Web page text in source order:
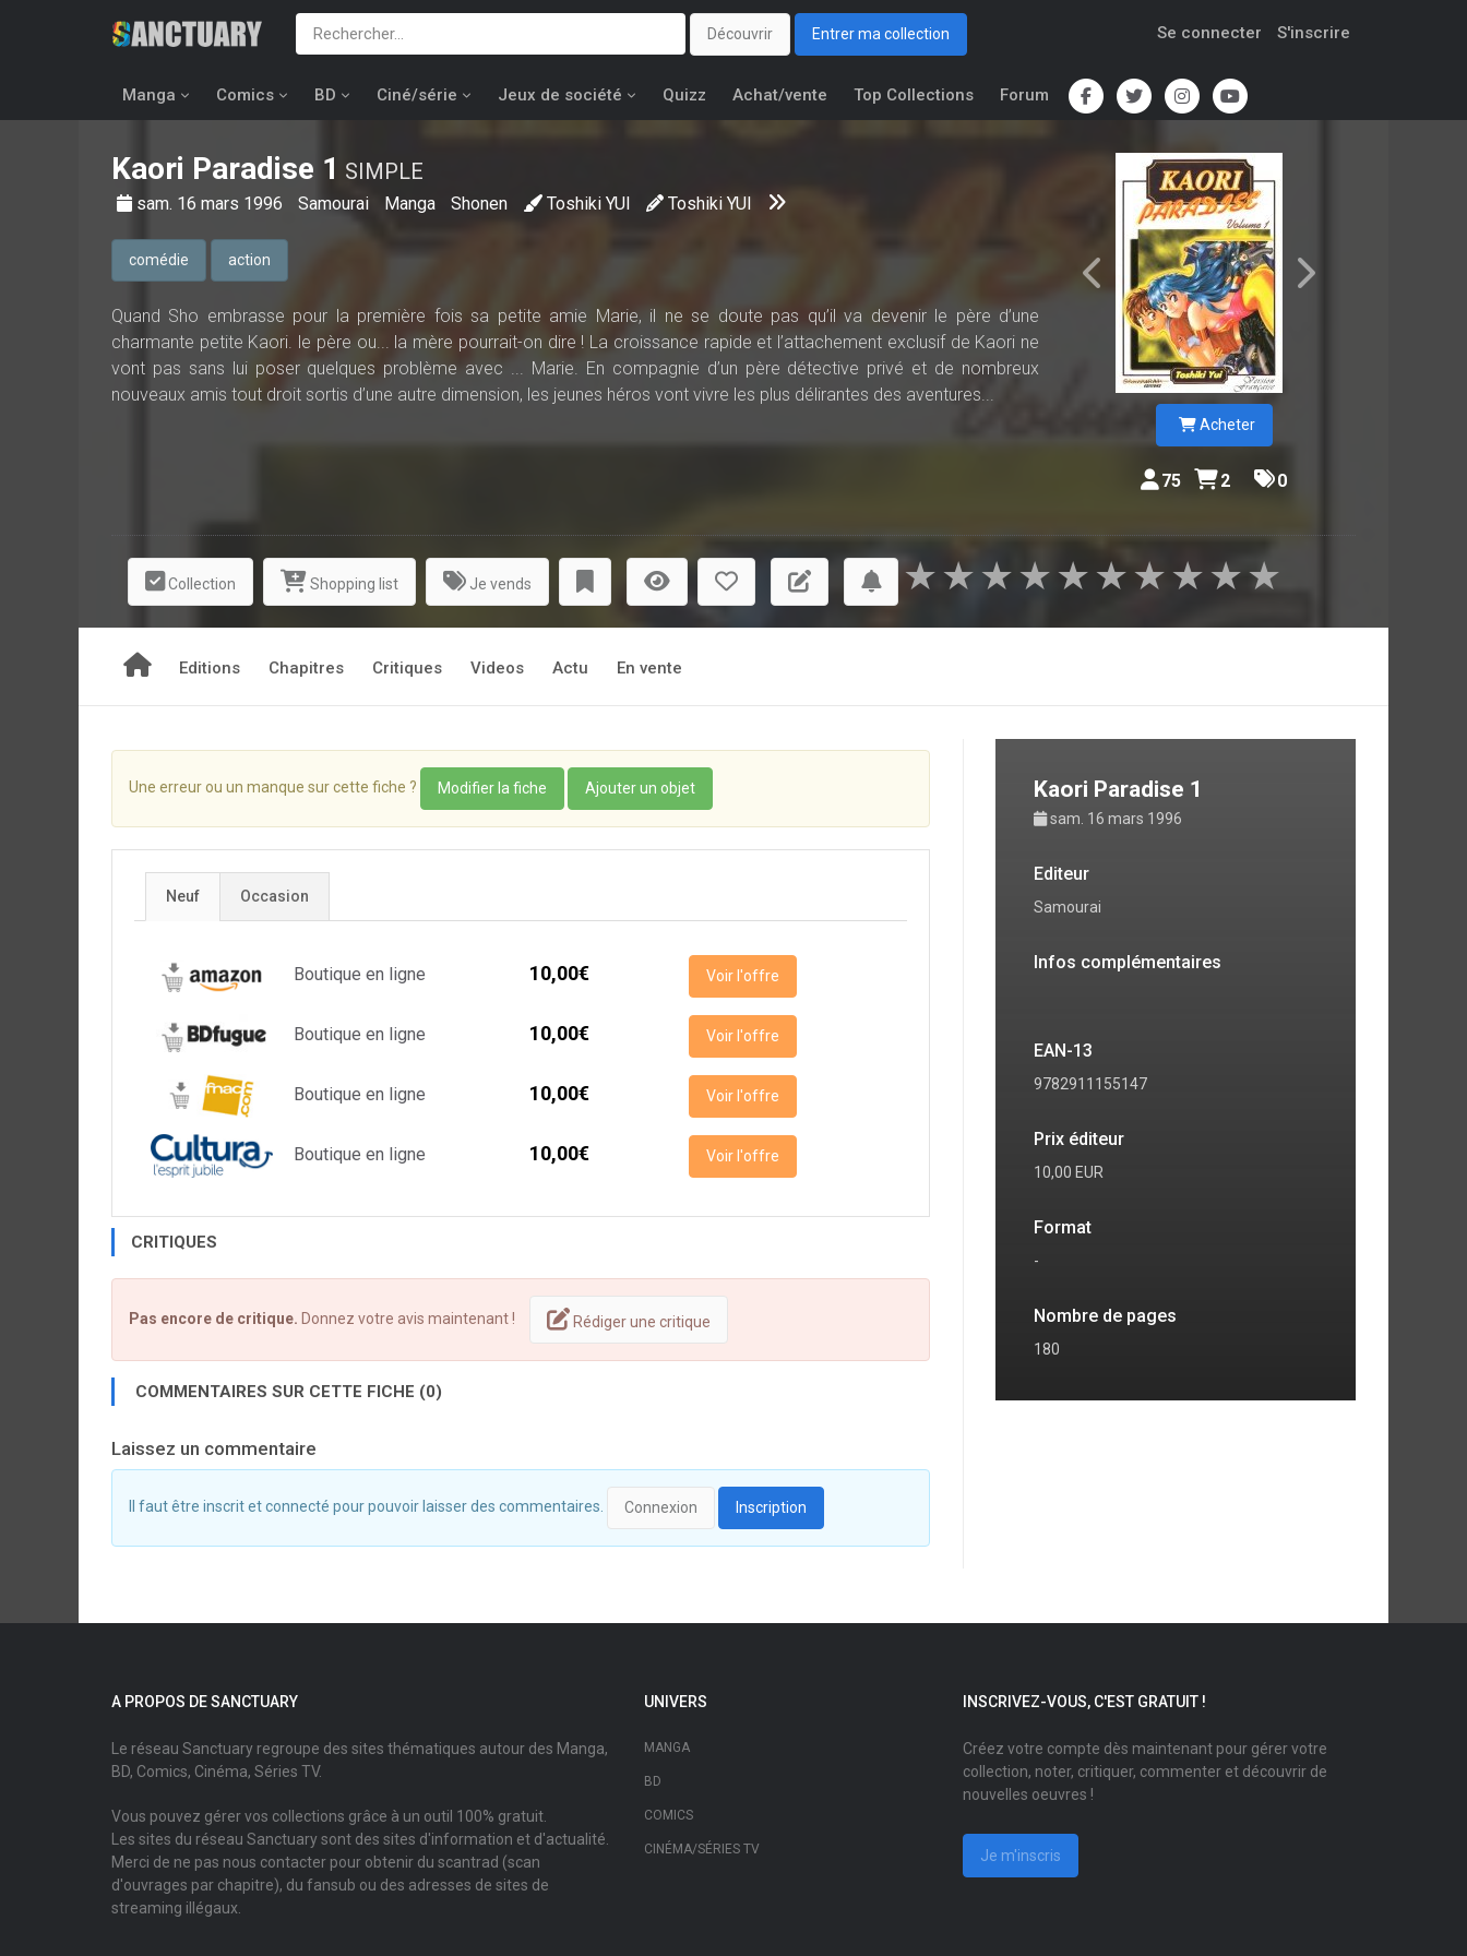
Découvrir Entrer ma collection Se connecter S'inscrire
Manga Comics BD Ciné/série Jeux de société Quizz Achat/vente Top Collections Forum
Kaori Paradise 1 SIMPLE
sam. 16 mars 1996 Samourai Manga Shonen Toshiki YUI Toshiki YUI
comédie action
Quand Sho embrasse pour la première fois sa petite amie Marie, il ne se doute pas qu’il va devenir le père d’une
charmante petite Kaori. le père ou... la mère pourrait-on dire ! La croissance rapide et l’attachement exclusif de Kaori ne
vont pas sans lui poser quelques problème avec ... Marie. En compagnie d’un père détective privé et de nombreux
nouveaux amis tout droit sortis d’une autre dimension, les jeunes héros vont vivre les plus délirantes des aventures...
Acheter
75 2 0
Collection Shopping list Je vends ★
★
★
★
★
★
★
★
★
★
Editions Chapitres Critiques Videos Actu En vente
Une erreur ou un manque sur cette fiche ? Modifier la fiche Ajouter un objet
Neuf Occasion
Boutique en ligne 10,00€ Voir l'offre
Boutique en ligne 10,00€ Voir l'offre
Boutique en ligne 10,00€ Voir l'offre
Boutique en ligne 10,00€ Voir l'offre
CRITIQUES
Pas encore de critique. Donnez votre avis maintenant ! Rédiger une critique
COMMENTAIRES SUR CETTE FICHE (0)
Laissez un commentaire
Il faut être inscrit et connecté pour pouvoir laisser des commentaires. Connexion Inscription
Kaori Paradise 1
sam. 16 mars 1996
Editeur
Samourai
Infos complémentaires
EAN-13
9782911155147
Prix éditeur
10,00 EUR
Format
-
Nombre de pages
180
A PROPOS DE SANCTUARY
Le réseau Sanctuary regroupe des sites thématiques autour des Manga,
BD, Comics, Cinéma, Séries TV.
Vous pouvez gérer vos collections grâce à un outil 100% gratuit.
Les sites du réseau Sanctuary sont des sites d'information et d'actualité.
Merci de ne pas nous contacter pour obtenir du scantrad (scan
d'ouvrages par chapitre), du fansub ou des adresses de sites de
streaming illégaux.
UNIVERS
MANGA
BD
COMICS
CINÉMA/SÉRIES TV
INSCRIVEZ-VOUS, C'EST GRATUIT !
Créez votre compte dès maintenant pour gérer votre
collection, noter, critiquer, commenter et découvrir de
nouvelles oeuvres !
Je m'inscris